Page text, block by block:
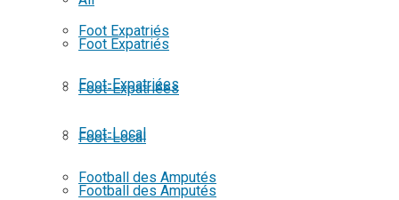
Foot Expatriés
Foot-Expatriées
Foot-Local
Football des Amputés
Foot Expatriés
Foot-Expatriées
Foot-Local
Football des Amputés